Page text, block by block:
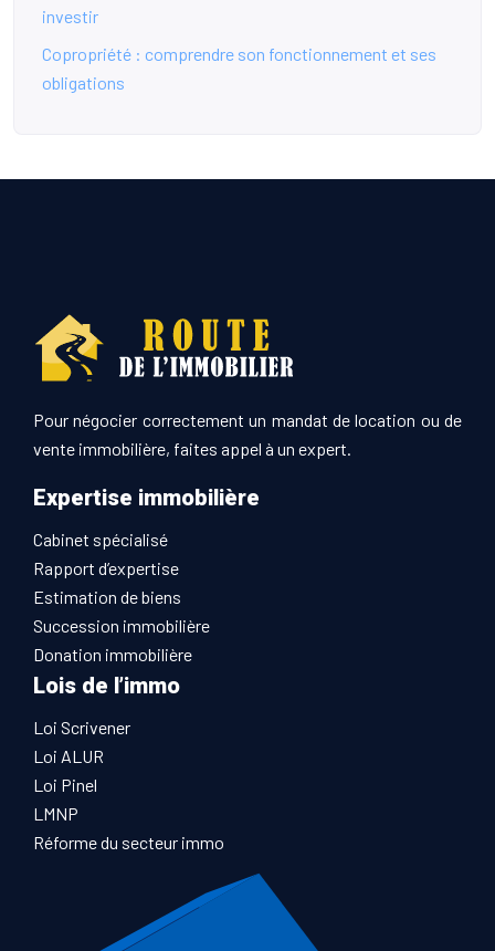
investir
Copropriété : comprendre son fonctionnement et ses
obligations
Pour négocier correctement un mandat de location ou de
vente immobilière, faites appel à un expert.
Expertise immobilière
Cabinet spécialisé
Rapport d’expertise
Estimation de biens
Succession immobilière
Donation immobilière
Lois de l’immo
Loi Scrivener
Loi ALUR
Loi Pinel
LMNP
Réforme du secteur immo